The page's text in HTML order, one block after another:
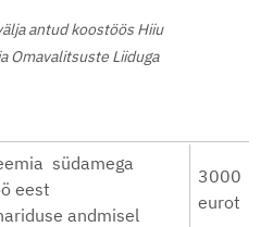
antud koostöös Hiiu
Omavalitsuste Liiduga
südamega
eest
andmisel
3000
eurot